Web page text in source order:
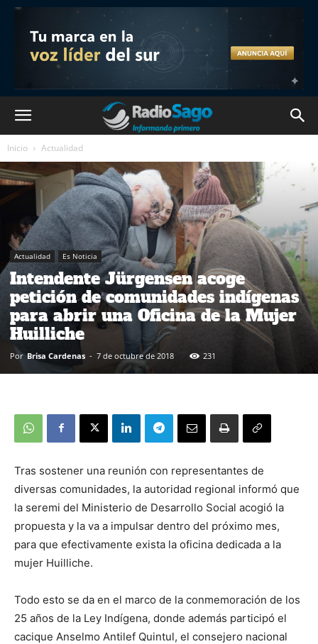
Inicio Actualidad
Actualidad Es Noticia
Intendente Jürgensen acoge
petición de comunidades indígenas
para abrir una Oficina de la Mujer
Huilliche
Por Brisa Cardenas - 7 de octubre de 2018 231
Tras sostener una reunión con representantes de
diversas comunidades, la autoridad regional informó que
la seremi del Ministerio de Desarrollo Social acogió la
propuesta y la va a impulsar dentro del próximo mes,
para que efectivamente exista la oficina dedicada a la
mujer Huilliche.
Todo esto se da en el marco de la conmemoración de los
25 años de la Ley Indígena, donde además participó el
cacique Anselmo Antilef Quintul, el consejero nacional